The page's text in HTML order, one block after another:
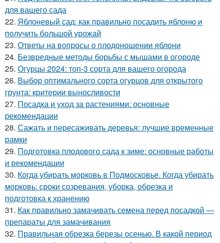
для вашего сада
22. Яблоневый сад: как правильно посадить яблоню и
получить большой урожай
23. Ответы на вопросы о плодоношении яблони
24. Безвредные методы борьбы с мышами в огороде
25. Огурцы 2024: топ-3 сорта для вашего огорода
26. Выбор оптимального сорта огурцов для открытого
грунта: критерии выносливости
27. Посадка и уход за растениями: основные
рекомендации
28. Сажать и пересаживать деревья: лучшие временные
рамки
29. Подготовка плодового сада к зиме: основные работы
и рекомендации
30. Когда убирать морковь в Подмосковье. Когда убирать
морковь: сроки созревания, уборка, обрезка и
подготовка к хранению
31. Как правильно замачивать семена перед посадкой —
препараты для замачивания
32. Правильная обрезка березы осенью. В какой период